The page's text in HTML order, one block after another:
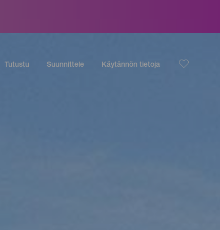
Tutustu Suunnittele Käytännön tietoja